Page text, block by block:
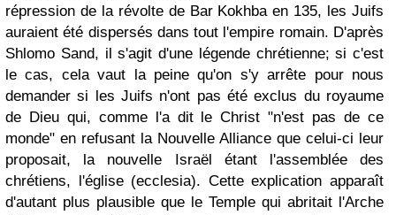
répression de la révolte de Bar Kokhba en 135, les Juifs
auraient été dispersés dans tout l'empire romain. D'après
Shlomo Sand, il s'agit d'une légende chrétienne; si c'est
le cas, cela vaut la peine qu'on s'y arrête pour nous
demander si les Juifs n'ont pas été exclus du royaume
de Dieu qui, comme l'a dit le Christ "n'est pas de ce
monde" en refusant la Nouvelle Alliance que celui-ci leur
proposait, la nouvelle Israël étant l'assemblée des
chrétiens, l'église (ecclesia). Cette explication apparaît
d'autant plus plausible que le Temple qui abritait l'Arche